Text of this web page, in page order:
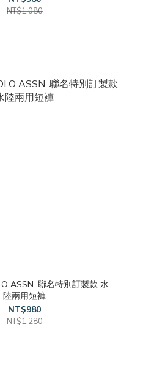
NT$1,080
ASSN. 聯名特別訂製款 水
陸兩用短褲
NT$980
NT$1,280